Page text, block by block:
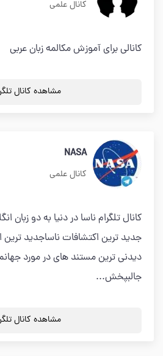
کانال علمی
كانالي برای آموزش مکالمه زبان عربی
مشاهده کانال
NASA
کانال علمی
کانال تلگرام ناسا در دنیا به دو زبان
جدید ترین اکتشافات ناساجدید ترین
دیدنی ترین مستند های در مورد
جالبپخش...
مشاهده کانال